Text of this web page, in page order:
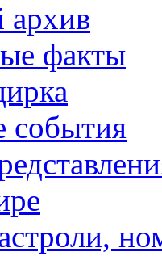
архив
факты
события